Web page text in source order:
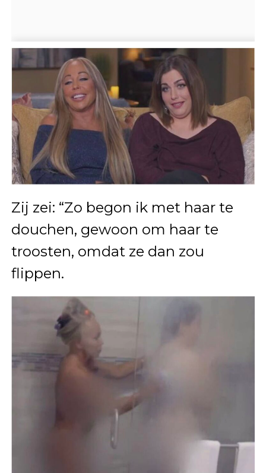
Zij zei: “Zo begon ik met haar te
douchen, gewoon om haar te
troosten, omdat ze dan zou
flippen.